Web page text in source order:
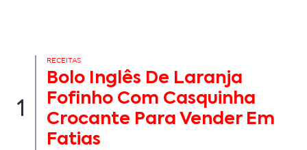
1
RECEITAS
Bolo Inglês De Laranja
Fofinho Com Casquinha
Crocante Para Vender Em
Fatias